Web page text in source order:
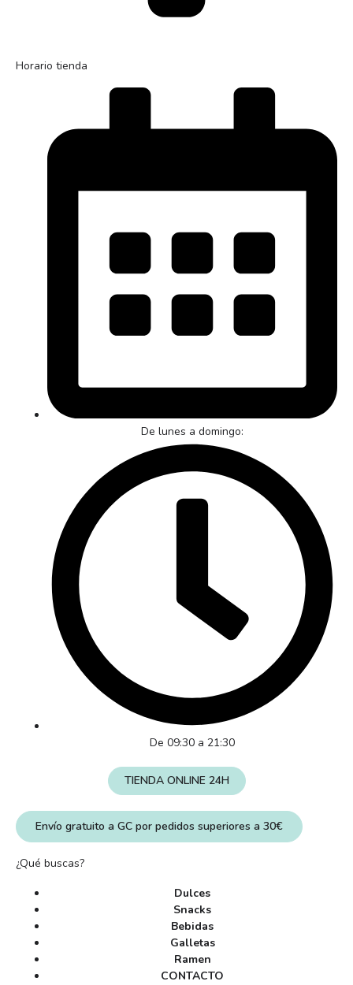
¿Qué buscas?
Dulces
Snacks
Bebidas
Galletas
Ramen
CONTACTO
Horario tienda
De lunes a domingo:
De 09:30 a 21:30
TIENDA ONLINE 24H
Envío gratuito a GC por pedidos superiores a 30€